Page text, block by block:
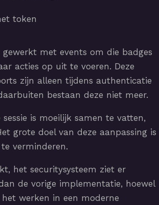
token
met events om die badges
acties op uit te voeren. Deze
zijn alleen tijdens authenticatie
bestaan deze niet meer.
sessie is moeilijk samen te vatten,
grote doel van deze aanpassing is
verminderen.
het securitysysteem ziet er
de vorige implementatie, hoewel
werken in een moderne